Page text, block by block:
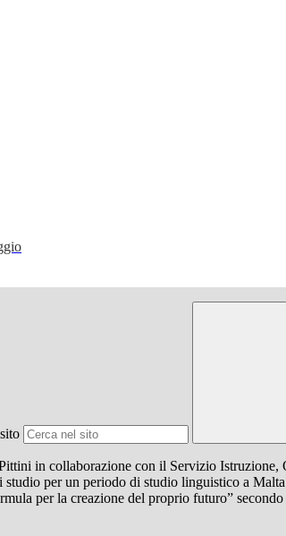
in collaborazione con il Servizio
per un periodo di studio linguistico a
per la creazione del proprio futuro”